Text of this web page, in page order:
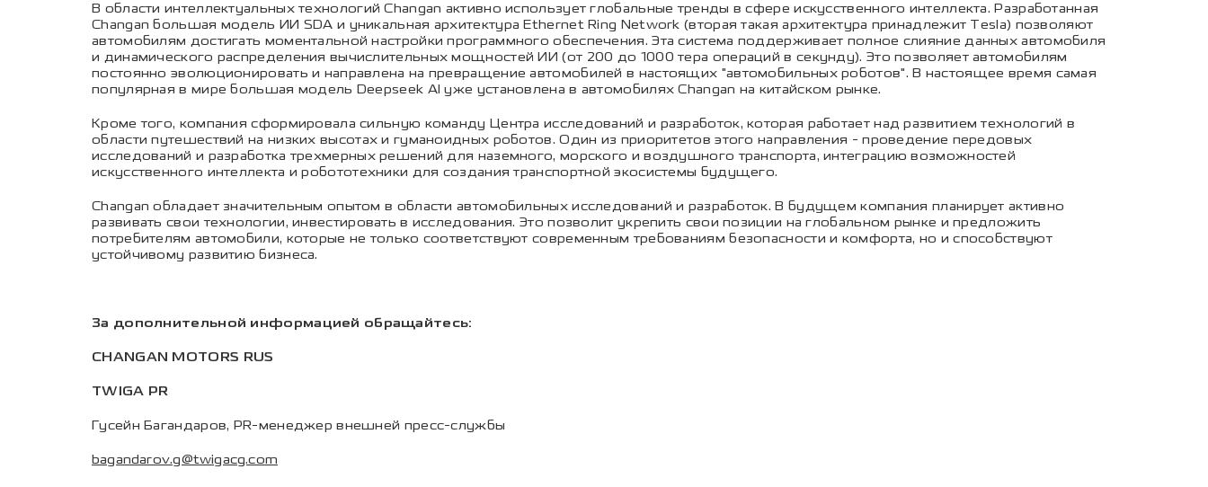
В области интеллектуальных технологий Changan активно использует глобальные тренды в сфере искусственного интеллекта. Разработанная
Changan большая модель ИИ SDA и уникальная архитектура Ethernet Ring Network (вторая такая архитектура принадлежит Tesla) позволяют
автомобилям достигать моментальной настройки программного обеспечения. Эта система поддерживает полное слияние данных автомобиля
и динамического распределения вычислительных мощностей ИИ (от 200 до 1000 тера операций в секунду). Это позволяет автомобилям
постоянно эволюционировать и направлена на превращение автомобилей в настоящих "автомобильных роботов". В настоящее время самая
популярная в мире большая модель Deepseek AI уже установлена в автомобилях Changan на китайском рынке.
Кроме того, компания сформировала сильную команду Центра исследований и разработок, которая работает над развитием технологий в
области путешествий на низких высотах и гуманоидных роботов. Один из приоритетов этого направления - проведение передовых
исследований и разработка трехмерных решений для наземного, морского и воздушного транспорта, интеграцию возможностей
искусственного интеллекта и робототехники для создания транспортной экосистемы будущего.
Changan обладает значительным опытом в области автомобильных исследований и разработок. В будущем компания планирует активно
развивать свои технологии, инвестировать в исследования. Это позволит укрепить свои позиции на глобальном рынке и предложить
потребителям автомобили, которые не только соответствуют современным требованиям безопасности и комфорта, но и способствуют
устойчивому развитию бизнеса.
За дополнительной информацией обращайтесь:
CHANGAN MOTORS RUS
TWIGA PR
Гусейн Багандаров, PR-менеджер внешней пресс-службы
bagandarov.g@twigacg.com